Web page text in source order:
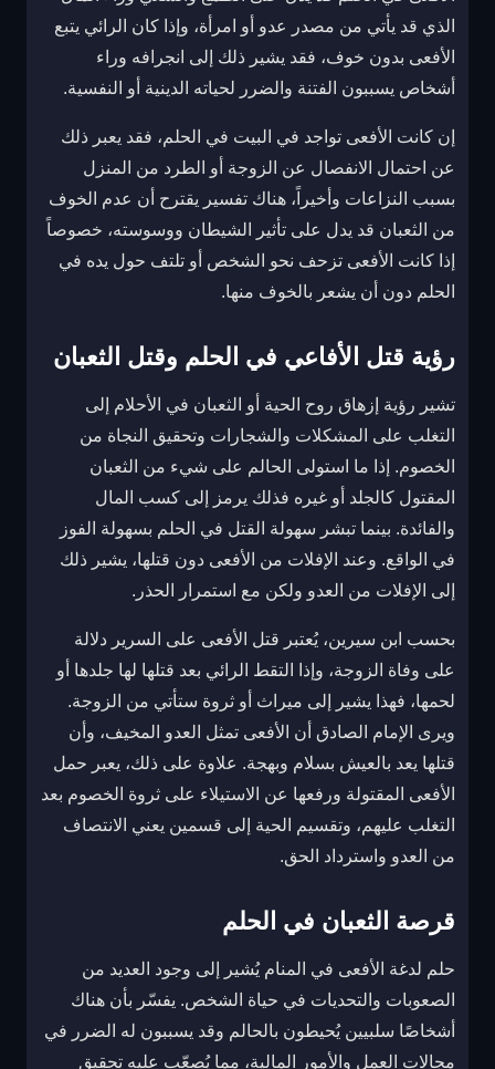
الذي قد يأتي من مصدر عدو أو امرأة، وإذا كان الرائي يتبع
الأفعى بدون خوف، فقد يشير ذلك إلى انجرافه وراء
أشخاص يسببون الفتنة والضرر لحياته الدينية أو النفسية.
إن كانت الأفعى تواجد في البيت في الحلم، فقد يعبر ذلك
عن احتمال الانفصال عن الزوجة أو الطرد من المنزل
بسبب النزاعات وأخيراً، هناك تفسير يقترح أن عدم الخوف
من الثعبان قد يدل على تأثير الشيطان ووسوسته، خصوصاً
إذا كانت الأفعى تزحف نحو الشخص أو تلتف حول يده في
الحلم دون أن يشعر بالخوف منها.
رؤية قتل الأفاعي في الحلم وقتل الثعبان
تشير رؤية إزهاق روح الحية أو الثعبان في الأحلام إلى
التغلب على المشكلات والشجارات وتحقيق النجاة من
الخصوم. إذا ما استولى الحالم على شيء من الثعبان
المقتول كالجلد أو غيره فذلك يرمز إلى كسب المال
والفائدة. بينما تبشر سهولة القتل في الحلم بسهولة الفوز
في الواقع. وعند الإفلات من الأفعى دون قتلها، يشير ذلك
إلى الإفلات من العدو ولكن مع استمرار الحذر.
بحسب ابن سيرين، يُعتبر قتل الأفعى على السرير دلالة
على وفاة الزوجة، وإذا التقط الرائي بعد قتلها لها جلدها أو
لحمها، فهذا يشير إلى ميراث أو ثروة ستأتي من الزوجة.
ويرى الإمام الصادق أن الأفعى تمثل العدو المخيف، وأن
قتلها يعد بالعيش بسلام وبهجة. علاوة على ذلك، يعبر حمل
الأفعى المقتولة ورفعها عن الاستيلاء على ثروة الخصوم بعد
التغلب عليهم، وتقسيم الحية إلى قسمين يعني الانتصاف
من العدو واسترداد الحق.
قرصة الثعبان في الحلم
حلم لدغة الأفعى في المنام يُشير إلى وجود العديد من
الصعوبات والتحديات في حياة الشخص. يفسّر بأن هناك
أشخاصًا سلبيين يُحيطون بالحالم وقد يسببون له الضرر في
مجالات العمل والأمور المالية، مما يُصعّب عليه تحقيق